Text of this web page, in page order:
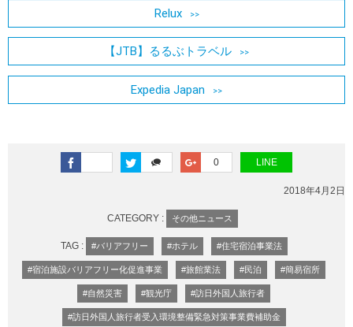
Relux
【JTB】るるぶトラベル
Expedia Japan
0 LINE
2018年4月2日
CATEGORY : その他ニュース
TAG : #バリアフリー #ホテル #住宅宿泊事業法
#宿泊施設バリアフリー化促進事業 #旅館業法 #民泊 #簡易宿所
#自然災害 #観光庁 #訪日外国人旅行者
#訪日外国人旅行者受入環境整備緊急対策事業費補助金